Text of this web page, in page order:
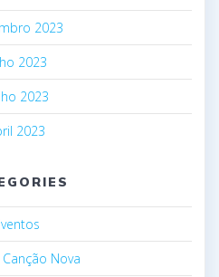
2023
2023
2023
2023
Nova